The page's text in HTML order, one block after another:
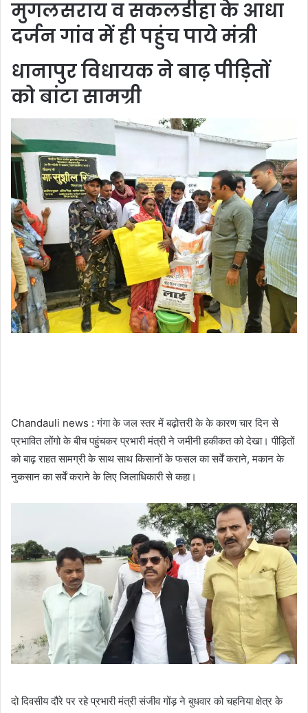
मुगलसराय व सकलडीहा के आधा
दर्जन गांव में ही पहुंच पाये मंत्री
धानापुर विधायक ने बाढ़ पीड़ितों
को बांटा सामग्री
Chandauli news : गंगा के जल स्तर में बढ़ोत्तरी के के कारण चार दिन से
प्रभावित लोंगो के बीच पहुंचकर प्रभारी मंत्री ने जमीनी हकीकत को देखा। पीड़ितों
को बाढ़ राहत सामग्री के साथ साथ किसानों के फसल का सर्वें कराने, मकान के
नुकसान का सर्वें कराने के लिए जिलाधिकारी से कहा।
दो दिवसीय दौरे पर रहे प्रभारी मंत्री संजीव गोंड़ ने बुधवार को चहनिया क्षेत्र के